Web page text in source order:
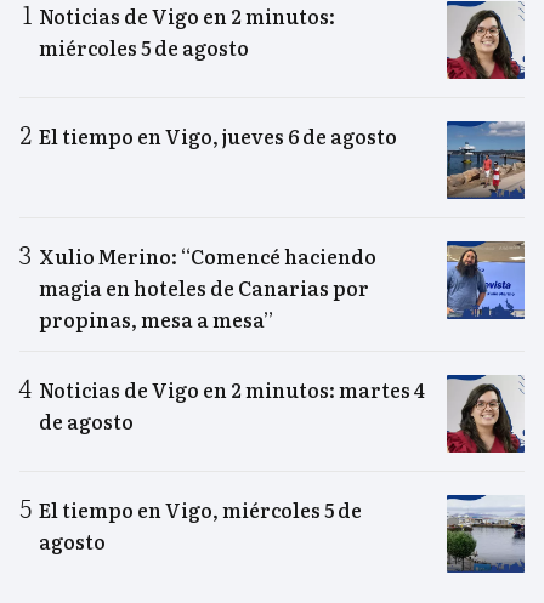
Noticias de Vigo en 2 minutos:
miércoles 5 de agosto
El tiempo en Vigo, jueves 6 de agosto
Xulio Merino: “Comencé haciendo
magia en hoteles de Canarias por
propinas, mesa a mesa”
Noticias de Vigo en 2 minutos: martes 4
de agosto
El tiempo en Vigo, miércoles 5 de
agosto